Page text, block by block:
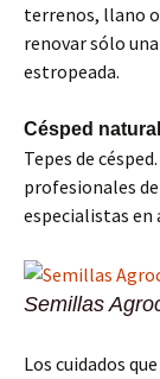
terrenos, llano
renovar sólo
estropeada.
Césped
Tepes de
profesionales
especialistas en
Semillas
Los cuidados